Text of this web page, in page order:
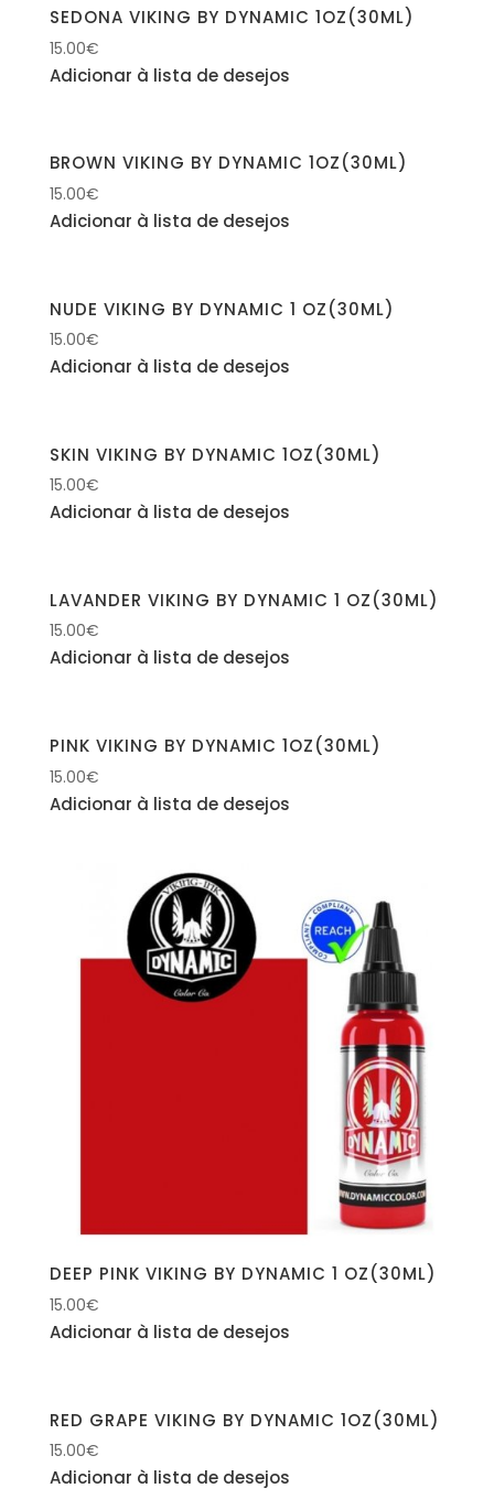
SEDONA VIKING BY DYNAMIC 1OZ(30ML)
15.00€
Adicionar à lista de desejos
BROWN VIKING BY DYNAMIC 1OZ(30ML)
15.00€
Adicionar à lista de desejos
NUDE VIKING BY DYNAMIC 1 OZ(30ML)
15.00€
Adicionar à lista de desejos
SKIN VIKING BY DYNAMIC 1OZ(30ML)
15.00€
Adicionar à lista de desejos
LAVANDER VIKING BY DYNAMIC 1 OZ(30ML)
15.00€
Adicionar à lista de desejos
PINK VIKING BY DYNAMIC 1OZ(30ML)
15.00€
Adicionar à lista de desejos
DEEP PINK VIKING BY DYNAMIC 1 OZ(30ML)
15.00€
Adicionar à lista de desejos
RED GRAPE VIKING BY DYNAMIC 1OZ(30ML)
15.00€
Adicionar à lista de desejos